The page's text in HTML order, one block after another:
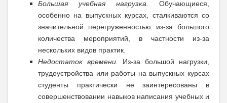
Большая учебная нагрузка. Обучающиеся,
особенно на выпускных курсах, сталкиваются со
значительной перегруженностью из-за большого
количества мероприятий, в частности из-за
нескольких видов практик.
Недостаток времени. Из-за большой нагрузки,
трудоустройства или работы на выпускных курсах
студенты практически не заинтересованы в
совершенствовании навыков написания учебных и